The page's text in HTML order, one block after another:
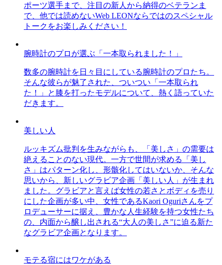
ポーツ選手まで、注目の新人から納得のベテランま
で、他では読めないWeb LEONならではのスペシャル
トークをお楽しみください！
腕時計のプロが選ぶ「一本取られました！」
数多の腕時計を日々目にしている腕時計のプロたち。
そんな彼らが魅了された、ついつい「一本取られ
た！」と膝を打ったモデルについて、熱く語っていた
だきます。
美しい人
ルッキズム批判を生みながらも、「美しさ」の需要は
絶えることのない現代。一方で世間が求める「美し
さ」はパターン化し、形骸化してはいないか、そんな
思いから、新しいグラビア企画「美しい人」が生まれ
ました。グラビアと言えば女性の若さとボディを売り
にした企画が多い中、女性であるKaori Oguriさんをプ
ロデューサーに据え、豊かな人生経験を持つ女性たち
の、内面から醸し出される“大人の美しさ”に迫る新た
なグラビア企画となります。
モテる宿にはワケがある